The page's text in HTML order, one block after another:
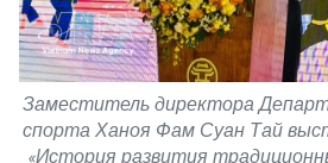
Заместитель директора
спорта Ханоя Фам Суан Тай
«История развития